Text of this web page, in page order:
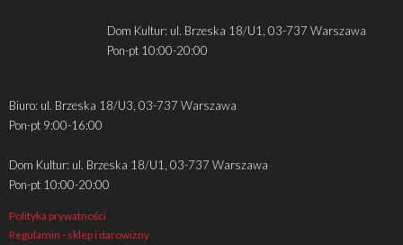
Dom Kultur: ul. Brzeska 18/U1, 03-737 Warszawa
Pon-pt 10:00-20:00
Biuro: ul. Brzeska 18/U3, 03-737 Warszawa
Pon-pt 9:00-16:00
Dom Kultur: ul. Brzeska 18/U1, 03-737 Warszawa
Pon-pt 10:00-20:00
Polityka prywatności
Regulamin - sklep i darowizny